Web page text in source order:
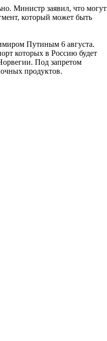
Министр заявил, что могут
который может быть
Путиным 6 августа.
которых в Россию будет
Под запретом
продуктов.